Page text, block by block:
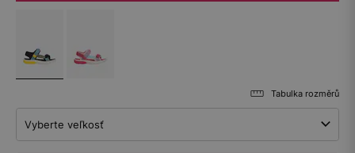
Tabulka rozměrů
Vyberte veľkosť